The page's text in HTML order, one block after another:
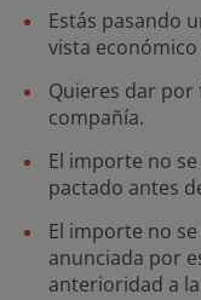
Estás pasando
vista
Quieres dar
compañía.
El importe no
pactado antes
El importe no
anunciada por
anterioridad a